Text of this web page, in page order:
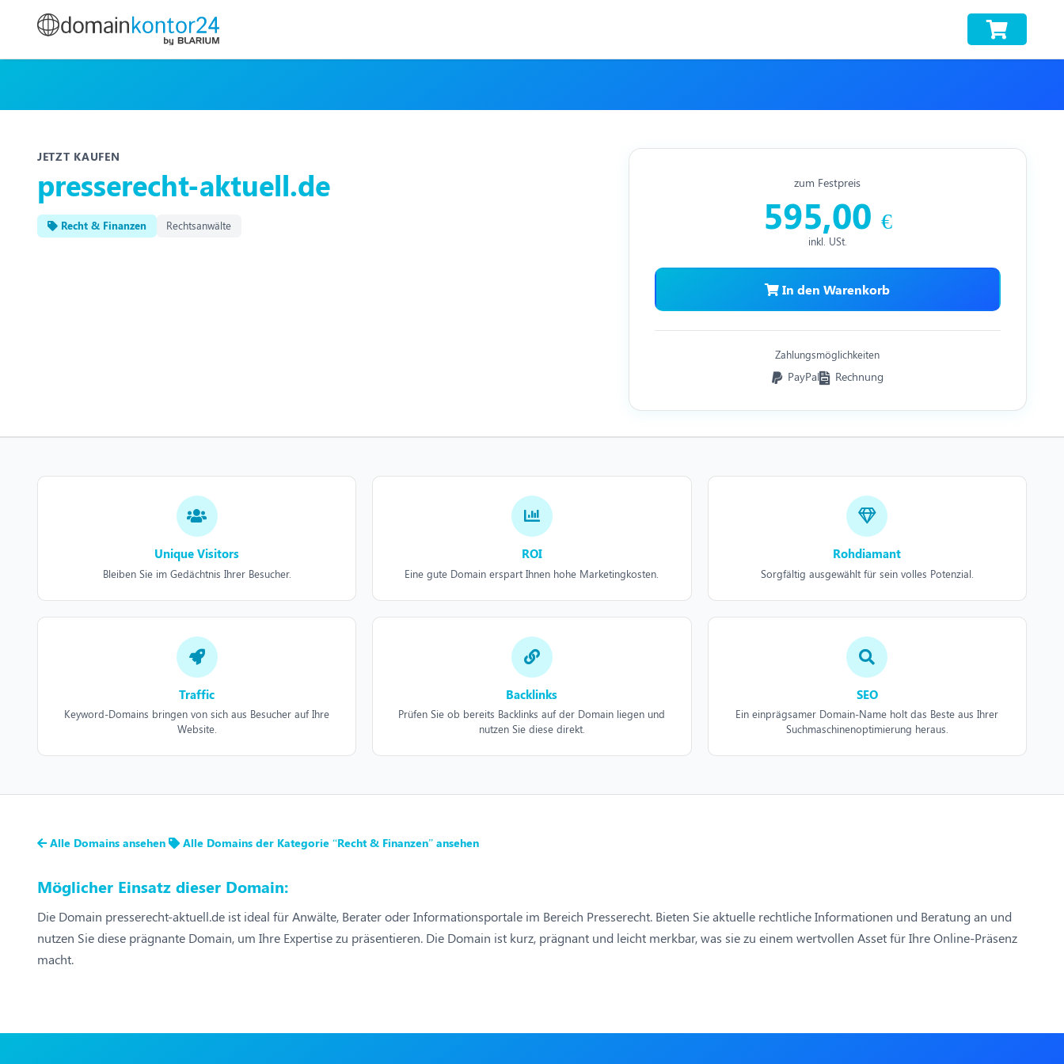
JETZT KAUFEN
presserecht-aktuell.de
Recht & Finanzen Rechtsanwälte
zum Festpreis
595,00 €
inkl. USt.
In den Warenkorb
Zahlungsmöglichkeiten
PayPal Rechnung
Unique Visitors
Bleiben Sie im Gedächtnis Ihrer Besucher.
ROI
Eine gute Domain erspart Ihnen hohe Marketingkosten.
Rohdiamant
Sorgfältig ausgewählt für sein volles Potenzial.
Traffic
Keyword-Domains bringen von sich aus Besucher auf Ihre
Website.
Backlinks
Prüfen Sie ob bereits Backlinks auf der Domain liegen und
nutzen Sie diese direkt.
SEO
Ein einprägsamer Domain-Name holt das Beste aus Ihrer
Suchmaschinenoptimierung heraus.
Alle Domains ansehen Alle Domains der Kategorie “Recht & Finanzen” ansehen
Möglicher Einsatz dieser Domain:
Die Domain presserecht-aktuell.de ist ideal für Anwälte, Berater oder Informationsportale im Bereich Presserecht. Bieten Sie aktuelle rechtliche Informationen und Beratung an und
nutzen Sie diese prägnante Domain, um Ihre Expertise zu präsentieren. Die Domain ist kurz, prägnant und leicht merkbar, was sie zu einem wertvollen Asset für Ihre Online-Präsenz
macht.